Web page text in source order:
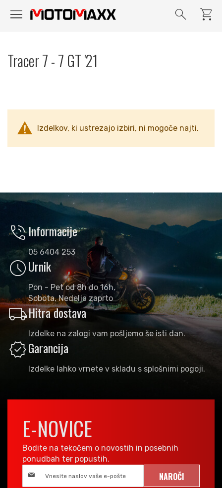
menu search shopping_cart
vsebino
Tracer 7 - 7 GT '21
Izdelkov, ki ustrezajo izbiri, ni mogoče najti.
phone_in_talkInformacije
05 6404 253
scheduleUrnik
Pon - Pet od 8h do 16h,
Sobota, Nedelja zaprto
local_shippingHitra dostava
Izdelke na zalogi vam pošljemo še isti dan.
verifiedGarancija
Izdelke lahko vrnete v skladu s splošnimi pogoji.
E-NOVICE
Bodite na tekočem o novostih in posebnih
ponudbah ter popustih.
NAROČI